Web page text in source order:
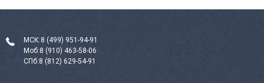
МСК:8 (499) 951-94-91
Моб:8 (910) 463-58-06
СПб:8 (812) 629-54-91